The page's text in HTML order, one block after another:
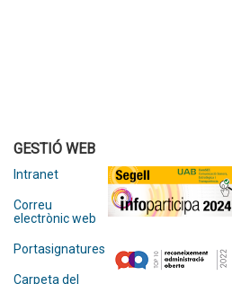
GESTIÓ WEB
Intranet
Correu
electrònic web
Portasignatures
Carpeta del